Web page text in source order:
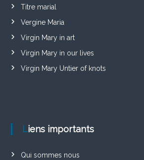
Titre marial
Vergine Maria
Virgin Mary in art
Virgin Mary in our lives
Virgin Mary Untier of knots
Liens importants
Qui sommes nous